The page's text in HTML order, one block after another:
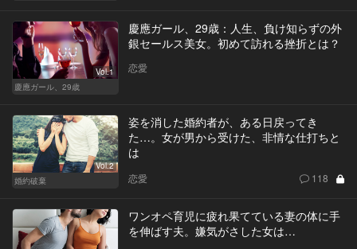
Vol.1
慶應ガール、29歳
慶應ガール、29歳：人生、負け知らずの外
銀セールス美女。初めて訪れる挫折とは？
恋愛
Vol.2
婚約破棄
姿を消した婚約者が、ある日戻ってき
た…。女が男から受けた、非情な仕打ちと
は
恋愛 118
ワンオペ育児に疲れ果てている妻の体に手
を伸ばす夫。嫌気がさした女は…